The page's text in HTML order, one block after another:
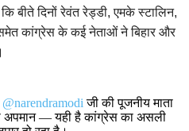
बीते दिनों रेवंत रेड्डी, एमके स्टालिन,
समेत कांग्रेस के कई नेताओं ने बिहार और
@narendramodi जी की पूजनीय माता
अपमान — यही है कांग्रेस का असली